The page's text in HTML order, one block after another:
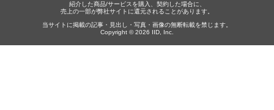
紹介した商品/サービスを購入、契約した場合に、
売上の一部が弊社サイトに還元されることがあります。
当サイトに掲載の記事・見出し・写真・画像の無断転載を禁じます。
Copyright © 2026 IID, Inc.